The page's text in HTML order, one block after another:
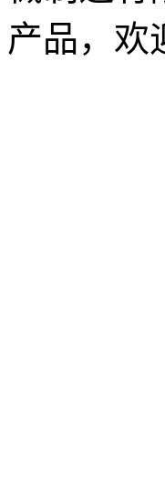
产品，欢